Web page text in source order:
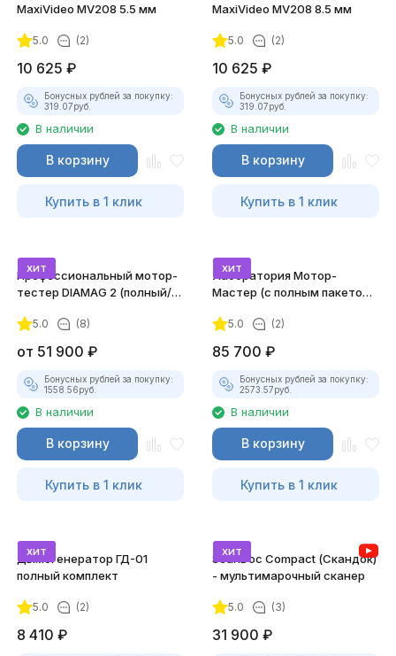
MaxiVideo MV208 5.5 мм
5.0 (2)
10 625 ₽
Бонусных рублей за покупку:
319.07руб.
В наличии
В корзину
Купить в 1 клик
MaxiVideo MV208 8.5 мм
5.0 (2)
10 625 ₽
Бонусных рублей за покупку:
319.07руб.
В наличии
В корзину
Купить в 1 клик
хит
Профессиональный мотор-
тестер DIAMAG 2 (полный/
5.0 (8)
от 51 900 ₽
Бонусных рублей за покупку:
1558.56руб.
В наличии
В корзину
Купить в 1 клик
хит
Лаборатория Мотор-
Мастер (с полным пакетом
5.0 (2)
85 700 ₽
Бонусных рублей за покупку:
2573.57руб.
В наличии
В корзину
Купить в 1 клик
хит
Дымогенератор ГД-01
полный комплект
5.0 (2)
8 410 ₽
хит
ScanDoc Compact (Скандок)
- мультимарочный сканер
5.0 (3)
31 900 ₽